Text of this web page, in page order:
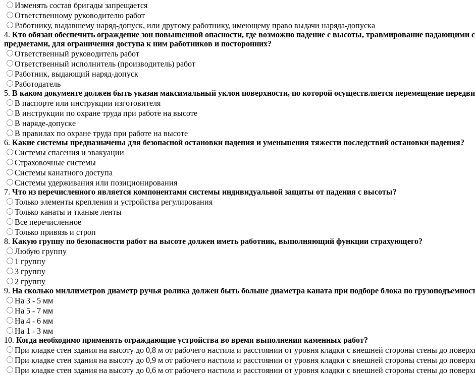
Изменять состав бригады запрещается
Ответственному руководителю работ
Работнику, выдавшему наряд-допуск, или другому работнику, имеющему право выдачи наряда-допуска
4. Кто обязан обеспечить ограждение зон повышенной опасности, где возможно падение с высоты, травмирование
предметами, для ограничения доступа к ним работников и посторонних?
Ответственный руководитель работ
Ответственный исполнитель (производитель) работ
Работник, выдающий наряд-допуск
Работодатель
5. В каком документе должен быть указан максимальный уклон поверхности, по которой осуществляется перемещение
В паспорте или инструкции изготовителя
В инструкции по охране труда при работе на высоте
В наряде-допуске
В правилах по охране труда при работе на высоте
6. Какие системы предназначены для безопасной остановки падения и уменьшения тяжести последствий остановки падения?
Системы спасения и эвакуации
Страховочные системы
Системы канатного доступа
Системы удерживания или позиционирования
7. Что из перечисленного является компонентами системы индивидуальной защиты от падения с высоты?
Только элементы крепления и устройства регулирования
Только канаты и тканые ленты
Все перечисленное
Только привязь и строп
8. Какую группу по безопасности работ на высоте должен иметь работник, выполняющий функции страхующего?
Любую группу
1 группу
3 группу
2 группу
9. На сколько миллиметров диаметр ручья ролика должен быть больше диаметра каната при подборе блока по
На 3 - 5 мм
На 5 - 7 мм
На 4 - 6 мм
На 1 - 3 мм
10. Когда необходимо применять ограждающие устройства во время выполнения каменных работ?
При кладке стен здания на высоту до 0,8 м от рабочего настила и расстоянии от уровня кладки с внешней стороны стены до
При кладке стен здания на высоту до 0,9 м от рабочего настила и расстоянии от уровня кладки с внешней стороны стены до
При кладке стен здания на высоту до 0,6 м от рабочего настила и расстоянии от уровня кладки с внешней стороны стены до